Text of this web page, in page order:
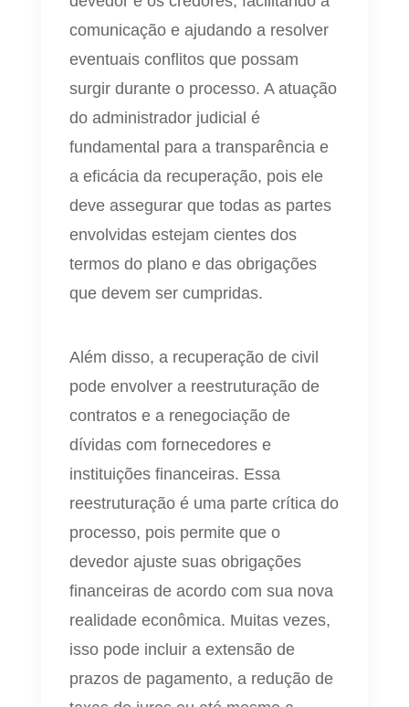
comunicação e ajudando a resolver
eventuais conflitos que possam
surgir durante o processo. A atuação
do administrador judicial é
fundamental para a transparência e
a eficácia da recuperação, pois ele
deve assegurar que todas as partes
envolvidas estejam cientes dos
termos do plano e das obrigações
que devem ser cumpridas.
Além disso, a recuperação de civil
pode envolver a reestruturação de
contratos e a renegociação de
dívidas com fornecedores e
instituições financeiras. Essa
reestruturação é uma parte crítica do
processo, pois permite que o
devedor ajuste suas obrigações
financeiras de acordo com sua nova
realidade econômica. Muitas vezes,
isso pode incluir a extensão de
prazos de pagamento, a redução de